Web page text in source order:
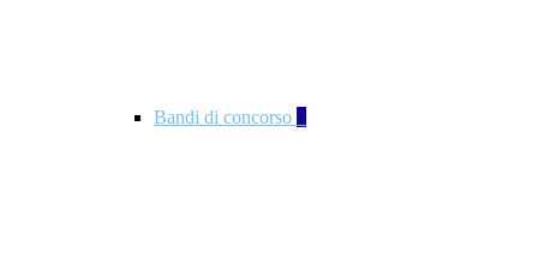
Bandi di concorso 2